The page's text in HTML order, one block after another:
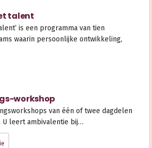
talent
is een programma van tien
waarin persoonlijke ontwikkeling,
workshop
van één of twee dagdelen
U leert ambivalentie bij…